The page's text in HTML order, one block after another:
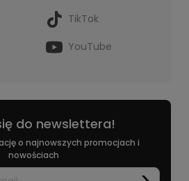
TikTok
YouTube
do newslettera!
o najnowszych promocjach i
nowościach